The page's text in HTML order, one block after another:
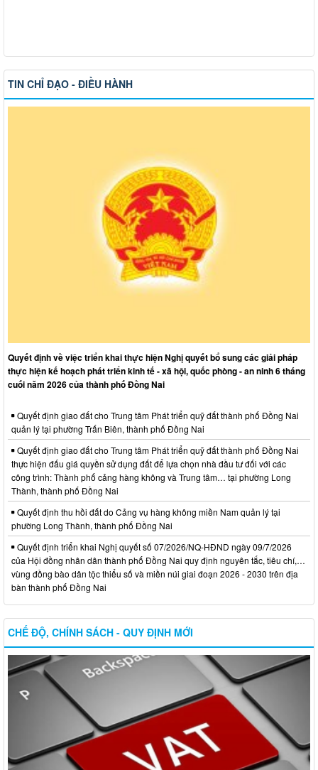
TIN CHỈ ĐẠO - ĐIỀU HÀNH
Quyết định về việc triển khai thực hiện Nghị quyết bổ sung các giải pháp
thực hiện kế hoạch phát triển kinh tế - xã hội, quốc phòng - an ninh 6 tháng
cuối năm 2026 của thành phố Đồng Nai
Quyết định giao đất cho Trung tâm Phát triển quỹ đất thành phố Đồng Nai
quản lý tại phường Trấn Biên, thành phố Đồng Nai
Quyết định giao đất cho Trung tâm Phát triển quỹ đất thành phố Đồng Nai
thực hiện đấu giá quyền sử dụng đất để lựa chọn nhà đầu tư đối với các
công trình: Thành phố cảng hàng không và Trung tâm… tại phường Long
Thành, thành phố Đồng Nai
Quyết định thu hồi đất do Cảng vụ hàng không miền Nam quản lý tại
phường Long Thành, thành phố Đồng Nai
Quyết định triển khai Nghị quyết số 07/2026/NQ-HĐND ngày 09/7/2026
của Hội đồng nhân dân thành phố Đồng Nai quy định nguyên tắc, tiêu chí,…
vùng đồng bào dân tộc thiểu số và miền núi giai đoạn 2026 - 2030 trên địa
bàn thành phố Đồng Nai
CHẾ ĐỘ, CHÍNH SÁCH - QUY ĐỊNH MỚI